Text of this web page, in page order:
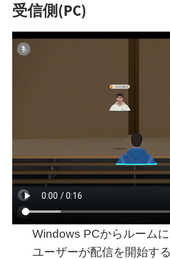
受信側 (PC)
Windows PCからルーム
ユーザーが配信を開始す